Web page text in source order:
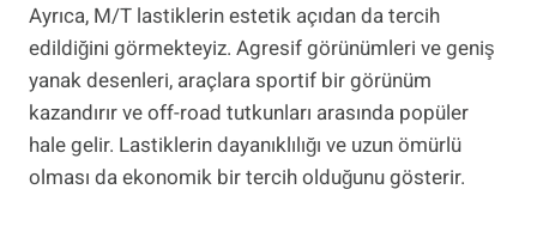
Ayrıca, M/T lastiklerin estetik açıdan da tercih
edildiğini görmekteyiz. Agresif görünümleri ve geniş
yanak desenleri, araçlara sportif bir görünüm
kazandırır ve off-road tutkunları arasında popüler
hale gelir. Lastiklerin dayanıklılığı ve uzun ömürlü
olması da ekonomik bir tercih olduğunu gösterir.